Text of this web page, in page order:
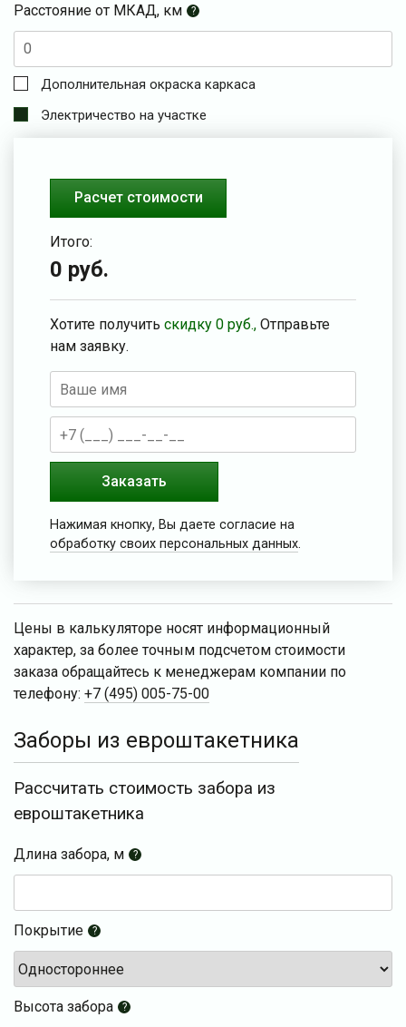
Расстояние от МКАД, км ?
Дополнительная окраска каркаса
Электричество на участке
Расчет стоимости
Итого:
0 руб.
Хотите получить скидку 0 руб., Отправьте
нам заявку.
Заказать
Нажимая кнопку, Вы даете согласие на
обработку своих персональных данных.
Цены в калькуляторе носят информационный
характер, за более точным подсчетом стоимости
заказа обращайтесь к менеджерам компании по
телефону: +7 (495) 005-75-00
Заборы из евроштакетника
Рассчитать стоимость забора из
евроштакетника
Длина забора, м ?
Покрытие ?
Высота забора ?